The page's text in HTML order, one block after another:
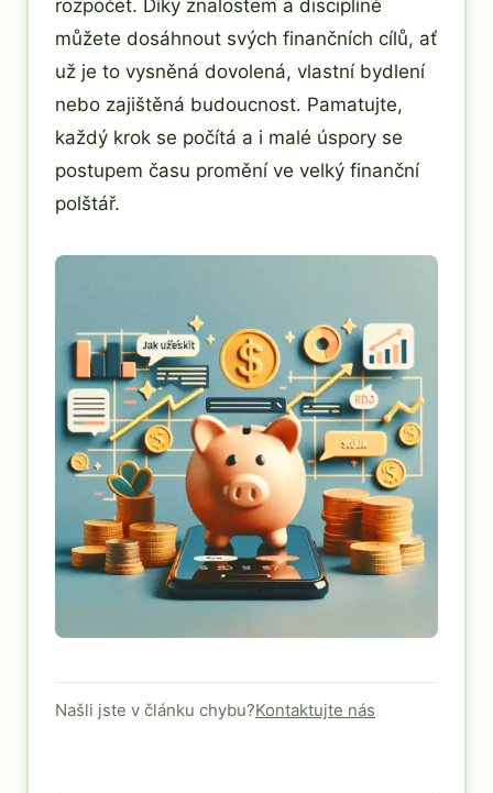
rozpočet. Díky znalostem a disciplíně
můžete dosáhnout svých finančních cílů, ať
už je to vysněná dovolená, vlastní bydlení
nebo zajištěná budoucnost. Pamatujte,
každý krok se počítá a i malé úspory se
postupem času promění ve velký finanční
polštář.
Našli jste v článku chybu?Kontaktujte nás